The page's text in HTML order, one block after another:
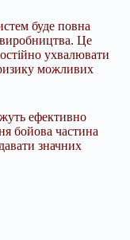
буде повна
виробництва. Це
ухвалювати
можливих
ефективно
бойова частина
значних